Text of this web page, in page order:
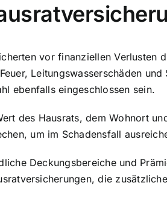
vor finanziellen Verlusten
Leitungswasserschäden
ebenfalls eingeschlossen sein.
des Hausrats, dem Wohnort
um im Schadensfall
Deckungsbereiche und
die